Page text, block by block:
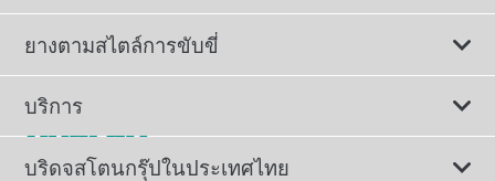
ดูยางทั้งหมด
ยางรถยนต์นั่ง
ยางตามสไตล์การขับขี่
ยางรถยนต์นุ่มเงียบ
ยางสปอร์ตสมรรถนะสูง
บริการ
ติดต่อเรา
บริดจสโตนกรุ๊ปในประเทศไทย